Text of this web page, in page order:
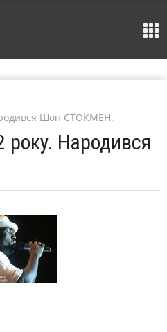
Шон СТОКМЕН.
року. Народився